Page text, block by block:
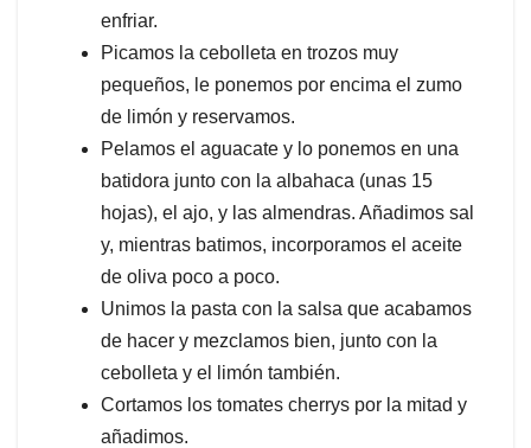
enfriar.
Picamos la cebolleta en trozos muy
pequeños, le ponemos por encima el zumo
de limón y reservamos.
Pelamos el aguacate y lo ponemos en una
batidora junto con la albahaca (unas 15
hojas), el ajo, y las almendras. Añadimos sal
y, mientras batimos, incorporamos el aceite
de oliva poco a poco.
Unimos la pasta con la salsa que acabamos
de hacer y mezclamos bien, junto con la
cebolleta y el limón también.
Cortamos los tomates cherrys por la mitad y
añadimos.